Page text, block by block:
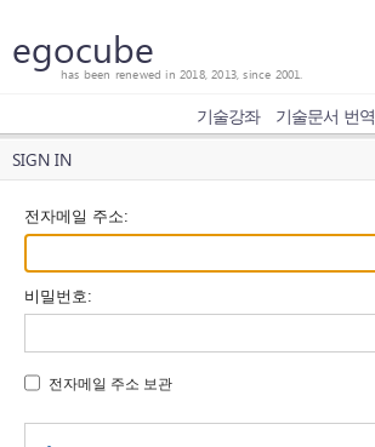
egocube
has been renewed in 2018, 2013, since 2001.
기술강좌 기술문서 번역
SIGN IN
전자메일 주소:
비밀번호:
전자메일 주소 보관